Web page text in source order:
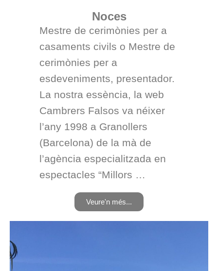
Noces
Mestre de cerimònies per a
casaments civils o Mestre de
cerimònies per a
esdeveniments, presentador.
La nostra essència, la web
Cambrers Falsos va néixer
l’any 1998 a Granollers
(Barcelona) de la mà de
l’agència especialitzada en
espectacles “Millors …
Veure'n més...